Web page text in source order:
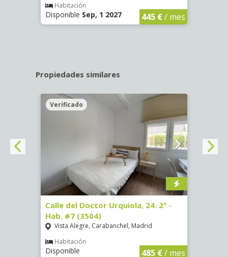
Habitación
Disponible Sep, 1 2027 445 €/ mes
Propiedades similares
Verificado
Calle del Doctor Urquiola, 24. 2º -
Hab. #7 (3504)
Vista Alegre, Carabanchel, Madrid
Habitación
Disponible 485 €/ mes